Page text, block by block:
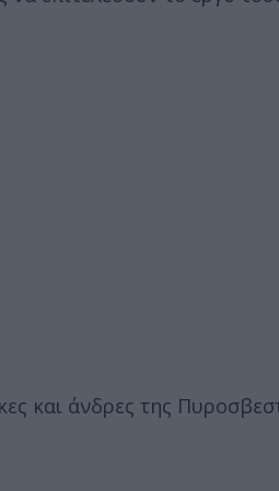
και άνδρες της